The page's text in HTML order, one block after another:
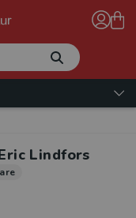
Lindfors